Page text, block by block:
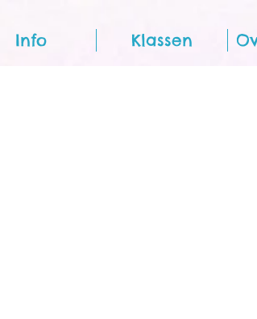
Info Klassen